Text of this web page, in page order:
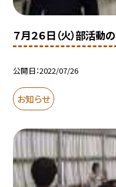
７月２６日（火）部活
公開日 2022/07/26
お知らせ